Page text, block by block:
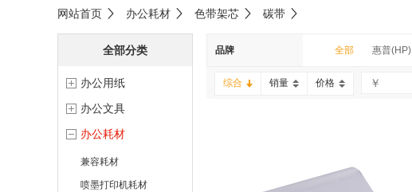
网站首页 办公耗材 色带架芯 碳带
全部分类
办公用纸
办公文具
办公耗材
兼容耗材
喷墨打印机耗材
品牌 全部 惠普(HP)
惠派 富士施乐
综合 销量 价格